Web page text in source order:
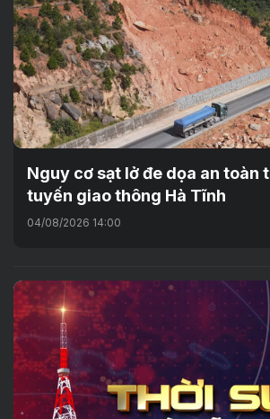
Nguy cơ sạt lở đe dọa an toàn
tuyến giao thông Hà Tĩnh
04/08/2026 14:00